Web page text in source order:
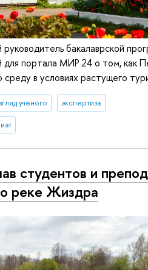
бакалаврской
для портала МИР 24 о том, как
в условиях растущего
ученого экспертиза
студентов и
Жиздра